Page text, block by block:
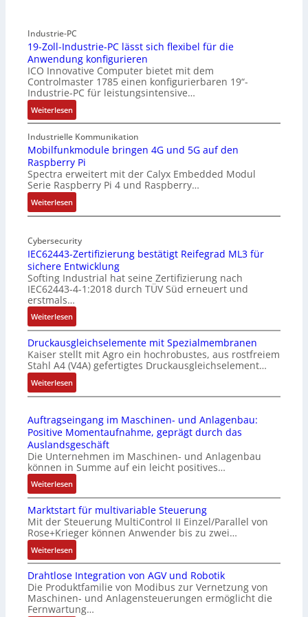
Industrie-PC
19-Zoll-Industrie-PC lässt sich flexibel für die
Anwendung konfigurieren
ICO Innovative Computer bietet mit dem
Controlmaster 1785 einen konfigurierbaren 19“-
Industrie-PC für leistungsintensive…
Weiterlesen:
1
9
-
Z
o
l
l
-
n
d
u
s
t
r
i
e
-
P
C
l
ä
s
t
s
i
c
h
f
l
e
x
i
b
e
l
f
Industrielle Kommunikation
Mobilfunkmodule bringen 4G und 5G auf den
Raspberry Pi
Spectra erweitert mit der Calyx Embedded Modul
Serie Raspberry Pi 4 und Raspberry…
Weiterlesen:
M
b
i
l
f
u
n
k
m
o
d
u
l
e
r
i
n
g
e
n
G
u
n
d
G
a
u
Cybersecurity
IEC62443-Zertifizierung bestätigt Reifegrad ML3 für
sichere Entwicklung
Softing Industrial hat seine Zertifizierung nach
IEC62443-4-1:2018 durch TÜV Süd erneuert und
erstmals…
Weiterlesen:
I
E
6
2
4
3
-
Z
e
r
t
i
f
i
z
i
e
u
n
Druckausgleichselemente mit Spezialmembranen
Kaiser stellt mit Agro ein hochrobustes, aus rostfreiem
Stahl A4 (V4A) gefertigtes Druckausgleichselement…
Weiterlesen:
D
u
c
k
a
u
s
g
l
e
i
c
h
e
l
Auftragseingang im Maschinen- und Anlagenbau:
Positive Momentaufnahme, geprägt durch das
Auslandsgeschäft
Die Unternehmen im Maschinen- und Anlagenbau
können in Summe auf ein leicht positives…
Weiterlesen:
A
u
f
t
r
a
g
s
e
i
Marktstart für multivariable Steuerung
Mit der Steuerung MultiControl II Einzel/Parallel von
Rose+Krieger können Anwender bis zu zwei…
Weiterlesen:
M
a
r
k
t
Drahtlose Integration von AGV und Robotik
Die Produktfamilie von Modibus zur Vernetzung von
Maschinen- und Anlagensteuerungen ermöglicht die
Fernwartung…